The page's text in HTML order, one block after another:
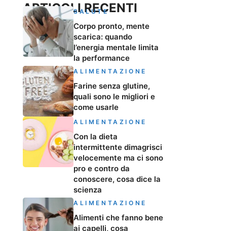
ARTICOLI RECENTI
SALUTE
Corpo pronto, mente
scarica: quando
l’energia mentale limita
la performance
ALIMENTAZIONE
Farine senza glutine,
quali sono le migliori e
come usarle
ALIMENTAZIONE
Con la dieta
intermittente dimagrisci
velocemente ma ci sono
pro e contro da
conoscere, cosa dice la
scienza
ALIMENTAZIONE
Alimenti che fanno bene
ai capelli, cosa